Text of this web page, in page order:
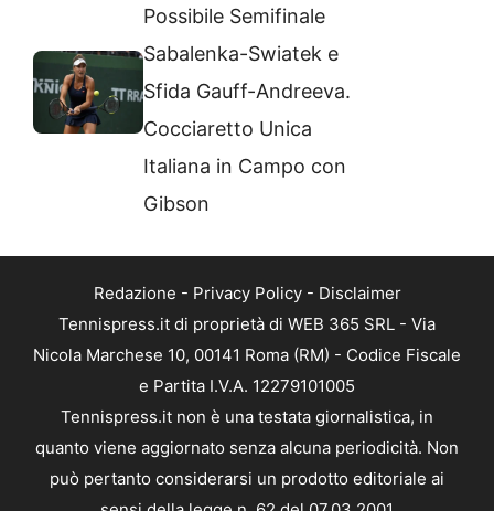
Possibile Semifinale
Sabalenka-Swiatek e
Sfida Gauff-Andreeva.
Cocciaretto Unica
Italiana in Campo con
Gibson
Redazione - Privacy Policy- Disclaimer
Tennispress.it di proprietà di WEB 365 SRL - Via
Nicola Marchese 10, 00141 Roma (RM) - Codice Fiscale
e Partita I.V.A. 12279101005
Tennispress.it non è una testata giornalistica, in
quanto viene aggiornato senza alcuna periodicità. Non
può pertanto considerarsi un prodotto editoriale ai